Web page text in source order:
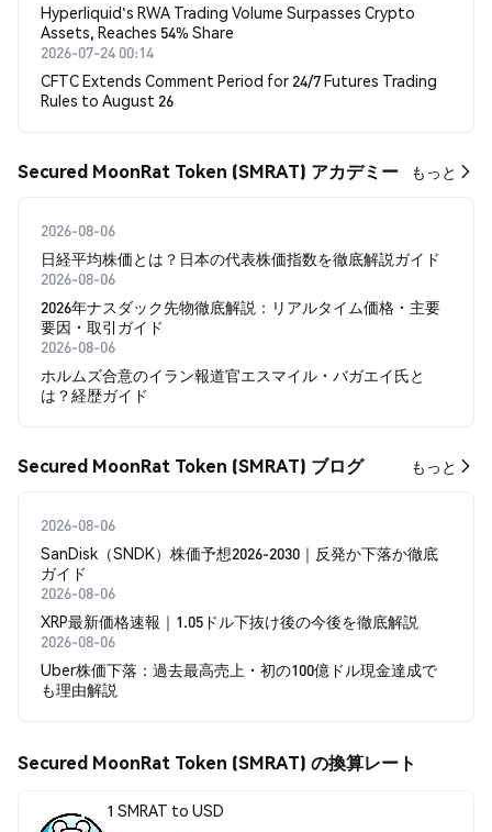
Hyperliquid's RWA Trading Volume Surpasses Crypto
Assets, Reaches 54% Share
2026-07-24 00:14
CFTC Extends Comment Period for 24/7 Futures Trading
Rules to August 26
Secured MoonRat Token (SMRAT) アカデミー もっと
2026-08-06
日経平均株価とは？日本の代表株価指数を徹底解説ガイド
2026-08-06
2026年ナスダック先物徹底解説：リアルタイム価格・主要
要因・取引ガイド
2026-08-06
ホルムズ合意のイラン報道官エスマイル・バガエイ氏と
は？経歴ガイド
Secured MoonRat Token (SMRAT) ブログ もっと
2026-08-06
SanDisk（SNDK）株価予想2026-2030｜反発か下落か徹底
ガイド
2026-08-06
XRP最新価格速報｜1.05ドル下抜け後の今後を徹底解説
2026-08-06
Uber株価下落：過去最高売上・初の100億ドル現金達成で
も理由解説
Secured MoonRat Token (SMRAT) の換算レート
1 SMRAT to USD